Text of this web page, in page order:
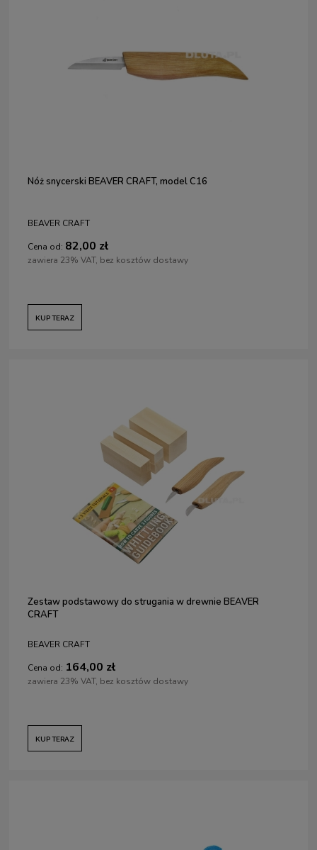
Nóż snycerski BEAVER CRAFT, model C16
BEAVER CRAFT
Cena od: 82,00 zł
zawiera 23% VAT, bez kosztów dostawy
KUP TERAZ
Zestaw podstawowy do strugania w drewnie BEAVER
CRAFT
BEAVER CRAFT
Cena od: 164,00 zł
zawiera 23% VAT, bez kosztów dostawy
KUP TERAZ